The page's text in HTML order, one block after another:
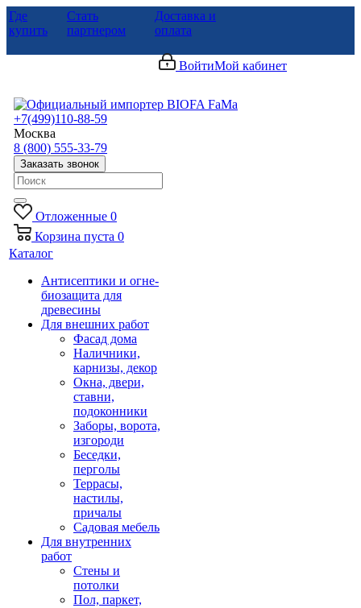
Где
купить
Стать
партнером
Доставка и
оплата
ВойтиМой кабинет
+7(499)110-88-59
Москва
8 (800) 555-33-79
Заказать звонок
Отложенные 0
Корзина пуста 0
Каталог
Антисептики и огне-
биозащита для
древесины
Для внешних работ
Фасад дома
Наличники,
карнизы, декор
Окна, двери,
ставни,
подоконники
Заборы, ворота,
изгороди
Беседки,
перголы
Террасы,
настилы,
причалы
Садовая мебель
Для внутренних
работ
Стены и
потолки
Пол, паркет,